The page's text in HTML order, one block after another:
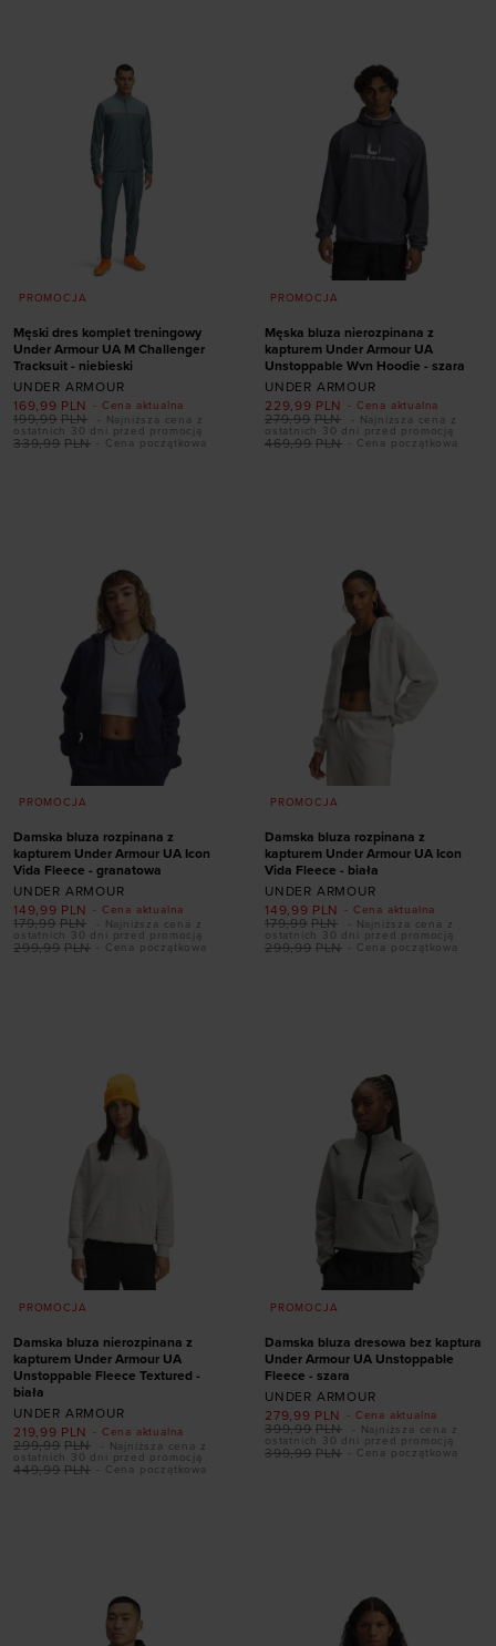
PROMOCJA
Męski dres komplet treningowy
Under Armour UA M Challenger
Tracksuit - niebieski
UNDER ARMOUR
- Cena aktualna
169,99 PLN
- Cena początkowa
339,99 PLN
199,99 PLN
- Najniższa cena z
ostatnich 30 dni przed promocją
PROMOCJA
Męska bluza nierozpinana z
kapturem Under Armour UA
Unstoppable Wvn Hoodie - szara
UNDER ARMOUR
- Cena aktualna
229,99 PLN
- Cena początkowa
469,99 PLN
279,99 PLN
- Najniższa cena z
ostatnich 30 dni przed promocją
PROMOCJA
Damska bluza rozpinana z
kapturem Under Armour UA Icon
Vida Fleece - granatowa
UNDER ARMOUR
- Cena aktualna
149,99 PLN
- Cena początkowa
299,99 PLN
179,99 PLN
- Najniższa cena z
ostatnich 30 dni przed promocją
PROMOCJA
Damska bluza rozpinana z
kapturem Under Armour UA Icon
Vida Fleece - biała
UNDER ARMOUR
- Cena aktualna
149,99 PLN
- Cena początkowa
299,99 PLN
179,99 PLN
- Najniższa cena z
ostatnich 30 dni przed promocją
PROMOCJA
Dodaj produkt w
Damska bluza nierozpinana z
kapturem Under Armour UA
Unstoppable Fleece Textured -
biała
UNDER ARMOUR
- Cena aktualna
219,99 PLN
- Cena początkowa
449,99 PLN
299,99 PLN
- Najniższa cena z
ostatnich 30 dni przed promocją
PROMOCJA
Damska bluza dresowa bez kaptura
Under Armour UA Unstoppable
Fleece - szara
UNDER ARMOUR
- Cena aktualna
279,99 PLN
- Cena początkowa
399,99 PLN
399,99 PLN
- Najniższa cena z
ostatnich 30 dni przed promocją